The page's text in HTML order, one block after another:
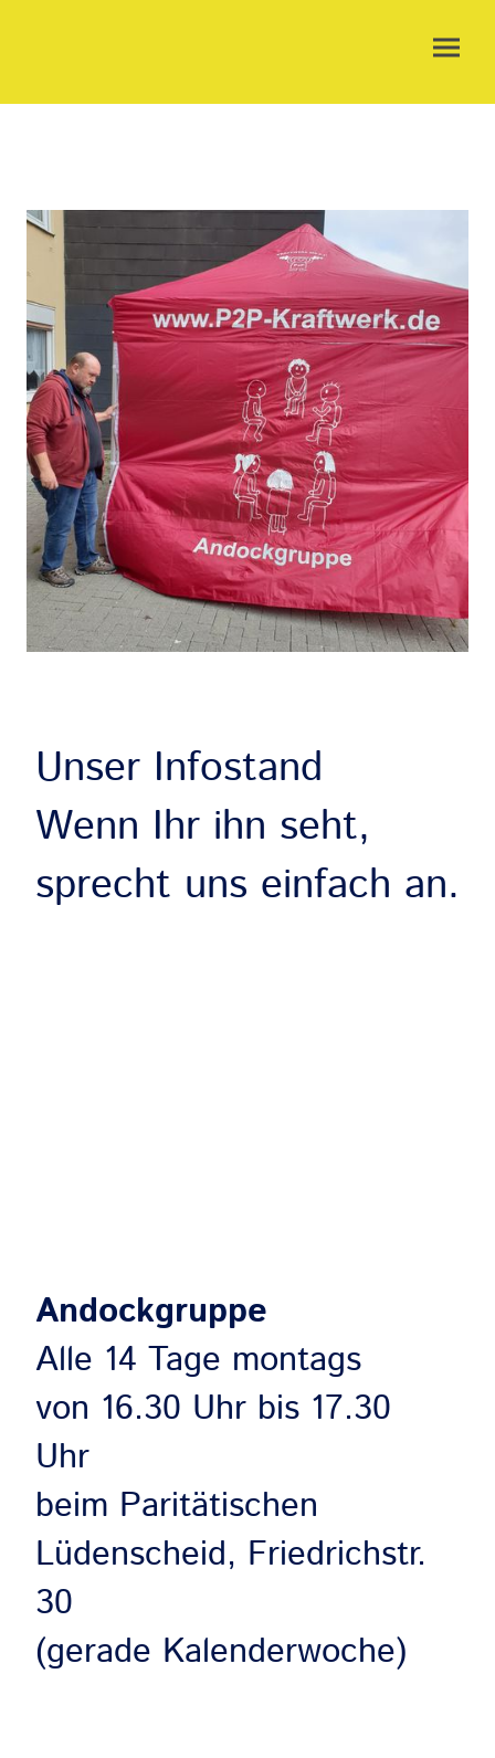
Unser Infostand
Wenn Ihr ihn seht,
sprecht uns einfach an.
Andockgruppe
Alle 14 Tage montags
von 16.30 Uhr bis 17.30
Uhr
beim Paritätischen
Lüdenscheid, Friedrichstr.
30
(gerade Kalenderwoche)